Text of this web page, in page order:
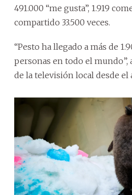
491.000 “me gusta”, 1.919
compartido 33.500 veces.
“Pesto ha llegado a más de
personas en todo el mundo”,
de la televisión local desde el